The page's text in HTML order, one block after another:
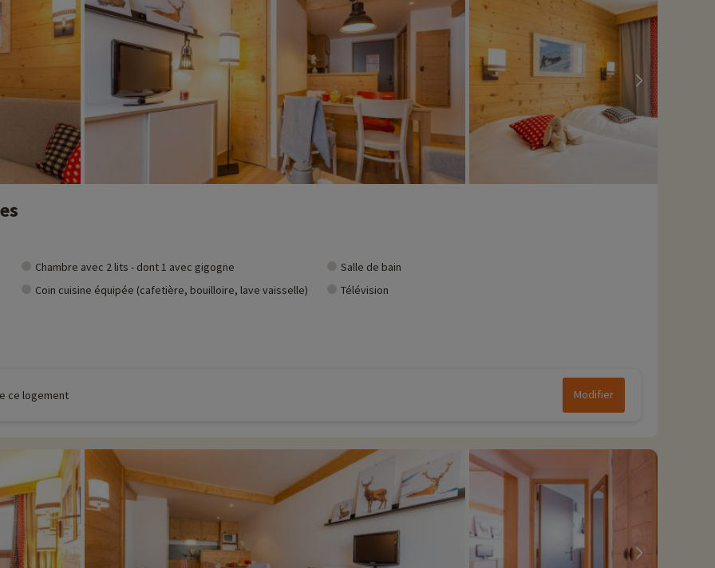
Chambre avec 2 lits - dont 1 avec gigogne
Salle de bain
Coin cuisine équipée (cafetière, bouilloire, lave vaisselle) Télévision
ce logement Modifier